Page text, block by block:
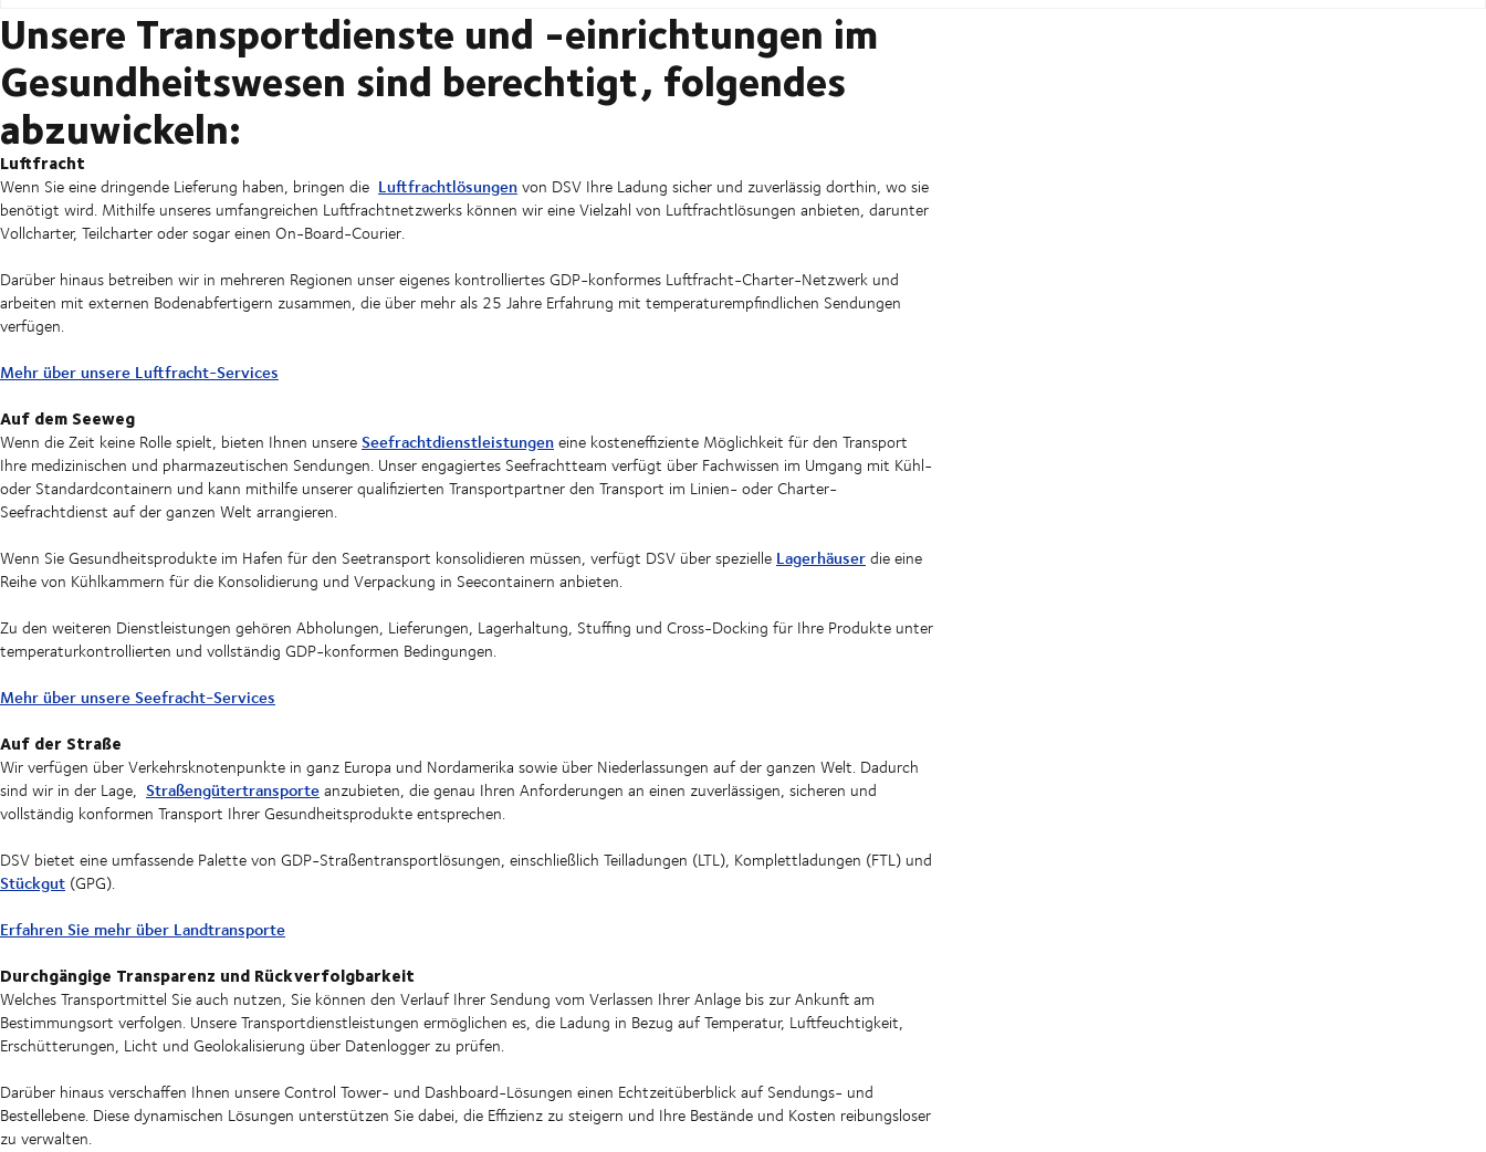
Unsere Transportdienste und -einrichtungen im
Gesundheitswesen sind berechtigt, folgendes
abzuwickeln:
Luftfracht
Wenn Sie eine dringende Lieferung haben, bringen die Luftfrachtlösungenvon DSV Ihre Ladung sicher und zuverlässig dorthin, wo sie
benötigt wird. Mithilfe unseres umfangreichen Luftfrachtnetzwerks können wir eine Vielzahl von Luftfrachtlösungen anbieten, darunter
Vollcharter, Teilcharter oder sogar einen On-Board-Courier.
Darüber hinaus betreiben wir in mehreren Regionen unser eigenes kontrolliertes GDP-konformes Luftfracht-Charter-Netzwerk und
arbeiten mit externen Bodenabfertigern zusammen, die über mehr als 25 Jahre Erfahrung mit temperaturempfindlichen Sendungen
verfügen.
Mehr über unsere Luftfracht-Services
Auf dem Seeweg
Wenn die Zeit keine Rolle spielt, bieten Ihnen unsereSeefrachtdienstleistungeneine kosteneffiziente Möglichkeit für den Transport
Ihre medizinischen und pharmazeutischen Sendungen. Unser engagiertes Seefrachtteam verfügt über Fachwissen im Umgang mit Kühl-
oder Standardcontainern und kann mithilfe unserer qualifizierten Transportpartner den Transport im Linien- oder Charter-
Seefrachtdienst auf der ganzen Welt arrangieren.
Wenn Sie Gesundheitsprodukte im Hafen für den Seetransport konsolidieren müssen, verfügt DSV über spezielle Lagerhäuserdie eine
Reihe von Kühlkammern für die Konsolidierung und Verpackung in Seecontainern anbieten.
Zu den weiteren Dienstleistungen gehören Abholungen, Lieferungen, Lagerhaltung, Stuffing und Cross-Docking für Ihre Produkte unter
temperaturkontrollierten und vollständig GDP-konformen Bedingungen.
Mehr über unsere Seefracht-Services
Auf der Straße
Wir verfügen über Verkehrsknotenpunkte in ganz Europa und Nordamerika sowie über Niederlassungen auf der ganzen Welt. Dadurch
sind wir in der Lage, Straßengütertransporteanzubieten, die genau Ihren Anforderungen an einen zuverlässigen, sicheren und
vollständig konformen Transport Ihrer Gesundheitsprodukte entsprechen.
DSV bietet eine umfassende Palette von GDP-Straßentransportlösungen, einschließlich Teilladungen (LTL), Komplettladungen (FTL) und
Stückgut (GPG).
Erfahren Sie mehr über Landtransporte
Durchgängige Transparenz und Rückverfolgbarkeit
Welches Transportmittel Sie auch nutzen, Sie können den Verlauf Ihrer Sendung vom Verlassen Ihrer Anlage bis zur Ankunft am
Bestimmungsort verfolgen. Unsere Transportdienstleistungen ermöglichen es, die Ladung in Bezug auf Temperatur, Luftfeuchtigkeit,
Erschütterungen, Licht und Geolokalisierung über Datenlogger zu prüfen.
Darüber hinaus verschaffen Ihnen unsere Control Tower- und Dashboard-Lösungen einen Echtzeitüberblick auf Sendungs- und
Bestellebene. Diese dynamischen Lösungen unterstützen Sie dabei, die Effizienz zu steigern und Ihre Bestände und Kosten reibungsloser
zu verwalten.